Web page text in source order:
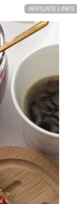
AFFILIATE LINKS